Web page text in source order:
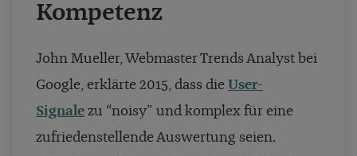
Kompetenz
John Mueller, Webmaster Trends Analyst bei
Google, erklärte 2015, dass die User-
Signale zu “noisy” und komplex für eine
zufriedenstellende Auswertung seien.